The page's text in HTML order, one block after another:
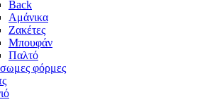
Back
Αμάνικα
Ζακέτες
Μπουφάν
Παλτό
φόρμες